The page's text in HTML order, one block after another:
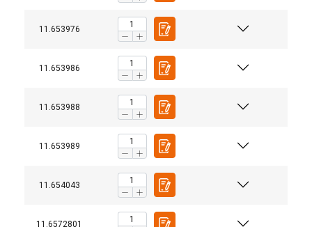
11.653976
11.653986
11.653988
11.653989
11.654043
11.6572801
Matériau:
Norme:
Coefficient de sécurité: